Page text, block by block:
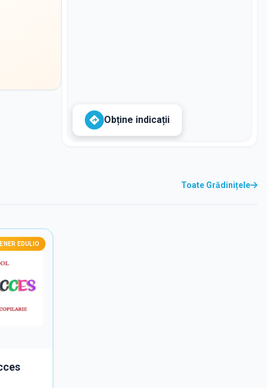
Obține indicații
Toate Grădinițele
EDULIO